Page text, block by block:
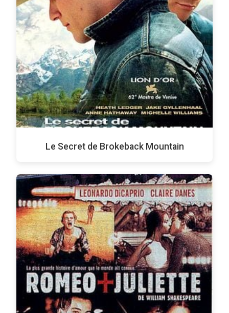
Le Secret de Brokeback Mountain